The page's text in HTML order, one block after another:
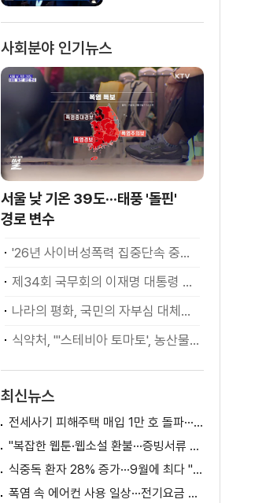
사회분야 인기뉴스
서울 낮 기온 39도···태풍 '돌핀'
경로 변수
'26년 사이버성폭력 집중단속 중간성과 발표···향후 추진계획은?
제34회 국무회의 이재명 대통령 모두발언
나라의 평화, 국민의 자부심 대체불가 대한민국 이재명 대통령 모두말씀
식약처, "'스테비아 토마토', 농산물 아닌 가공식품"
최신뉴스
전세사기 피해주택 매입 1만 호 돌파···피해 지원 속도
"복잡한 웹툰·웹소설 환불···증빙서류 요구까지"
식중독 환자 28% 증가···9월에 최다 "입추 방심 금물"
폭염 속 에어컨 사용 일상···전기요금 줄이려면?